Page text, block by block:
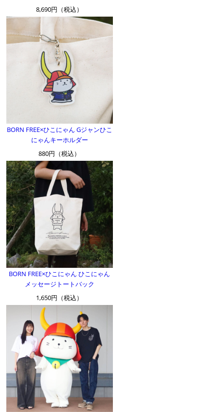
8,690円（税込）
BORN FREE×ひこにゃん Gジャンひこ
にゃんキーホルダー
880円（税込）
BORN FREE×ひこにゃん ひこにゃん
メッセージトートバック
1,650円（税込）